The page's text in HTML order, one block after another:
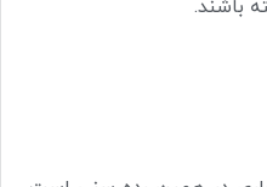
باشند.